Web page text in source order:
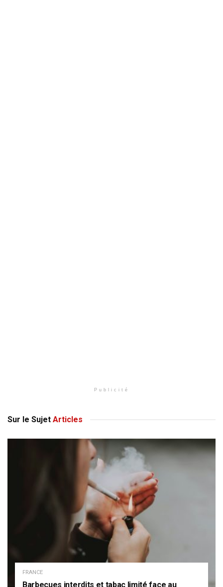
Publicité
Sur le Sujet Articles
FRANCE
Barbecues interdits et tabac limité face au